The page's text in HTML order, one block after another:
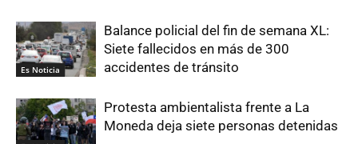
Es Noticia
Balance policial del fin de semana XL:
Siete fallecidos en más de 300
accidentes de tránsito
Protesta ambientalista frente a La
Moneda deja siete personas detenidas